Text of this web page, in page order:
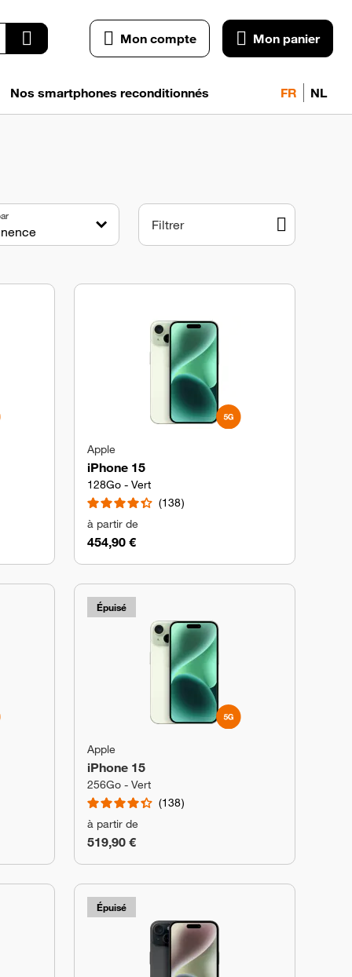
Mon compte Mon panier
Nos smartphones reconditionnés FR NL
Filtrer
Apple
iPhone 15
128Go - Vert
138
à partir de
454,90 €
Épuisé
Apple
iPhone 15
256Go - Vert
138
à partir de
519,90 €
Épuisé